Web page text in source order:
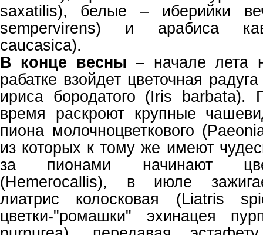
saxatilis), белые – иберийки
sempervirens) и арабиса
caucasica).
В конце весны– начале лета
рабатке взойдет цветочная
ириса бородатого (Iris
время раскроют крупные
пиона молочноцветкового
из которых к тому же имеют
за пионами начинают
(Hemerocallis), в июле
лиатрис колосковая (Liatris
цветки-"ромашки" эхинацея